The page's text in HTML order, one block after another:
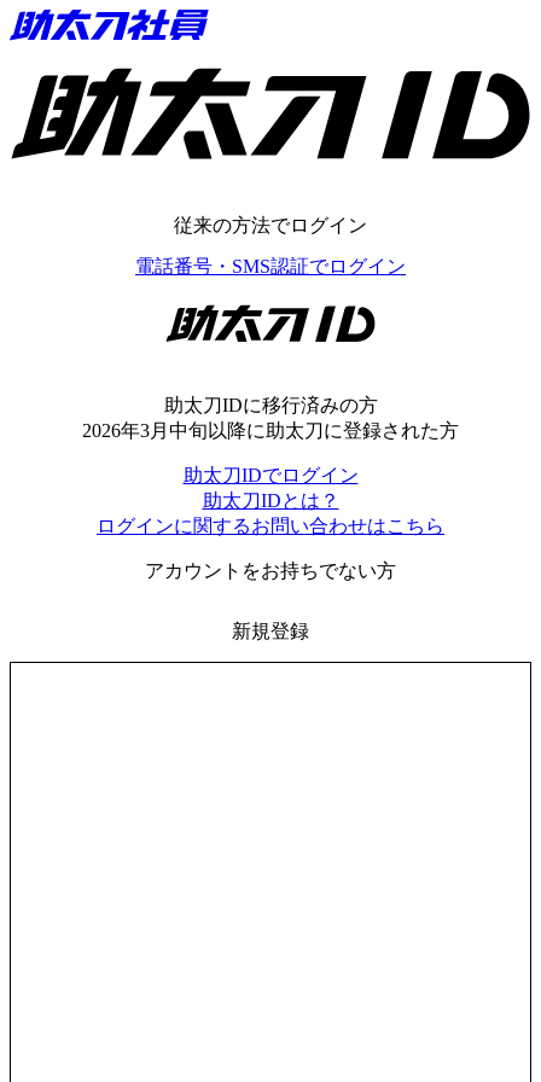
助太刀ID
従来の方法でログイン
電話番号・SMS認証でログイン
助太刀ID
助太刀IDに移行済みの方
2026年3月中旬以降に助太刀に登録された方
助太刀IDでログイン
助太刀IDとは？
ログインに関するお問い合わせはこちら
アカウントをお持ちでない方
新規登録